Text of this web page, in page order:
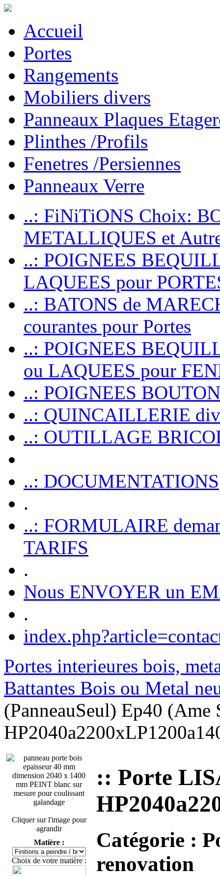
Accueil
Portes
Rangements
Mobiliers divers
Panneaux Plaques
Plinthes /Profils
Fenetres /Persiennes
Panneaux Verre
..: FiNiTiONS Choix:
METALLIQUES et
..: POIGNEES
LAQUEES pour
..: BATONS de
courantes pour Portes
..: POIGNEES
ou LAQUEES pour
..: POIGNEES
..: QUINCAILLERIE
..: OUTILLAGE
..: DOCUMENTATIONS
.
..: FORMULAIRE
TARIFS
.
Nous ENVOYER un
.
Portes interieures bois,
Battantes Bois ou Metal
(PanneauSeul) Ep40 (Ame
Cliquer sur l'image pour
agrandir
Matière :
Choix de votre matière :
:: Porte
Catégorie :
renovation